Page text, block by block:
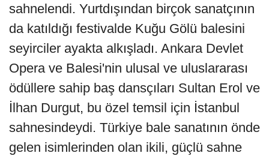
sahnelendi. Yurtdışından birçok sanatçının
da katıldığı festivalde Kuğu Gölü balesini
seyirciler ayakta alkışladı. Ankara Devlet
Opera ve Balesi'nin ulusal ve uluslararası
ödüllere sahip baş dansçıları Sultan Erol ve
İlhan Durgut, bu özel temsil için İstanbul
sahnesindeydi. Türkiye bale sanatının önde
gelen isimlerinden olan ikili, güçlü sahne